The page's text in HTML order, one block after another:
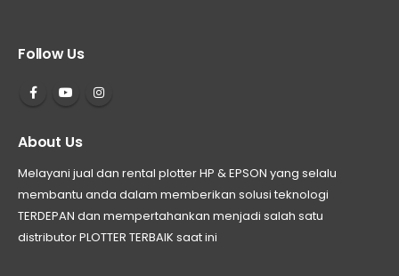
Follow Us
About Us
Melayani jual dan rental plotter HP & EPSON yang selalu
membantu anda dalam memberikan solusi teknologi
TERDEPAN dan mempertahankan menjadi salah satu
distributor PLOTTER TERBAIK saat ini